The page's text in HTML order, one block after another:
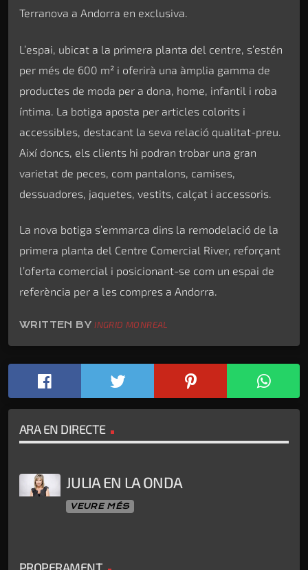
Terranova a Andorra en exclusiva.
L’espai, ubicat a la primera planta del centre, s’estén
per més de 600 m² i oferirà una àmplia gamma de
productes de moda per a dona, home, infantil i roba
íntima. La botiga aposta per articles colorits i
accessibles, destacant la seva relació qualitat-preu.
Així doncs, els clients hi podran trobar una gran
varietat de peces, com pantalons, camises,
dessuadores, jaquetes, vestits, calçat i accessoris.
La nova botiga s’emmarca dins la remodelació de la
primera planta del Centre Comercial River, reforçant
l’oferta comercial i posicionant-se com un espai de
referència per a les compres a Andorra.
WRITTEN BYINGRID MONREAL
ARA EN DIRECTE
JULIA EN LA ONDA
VEURE MÉS